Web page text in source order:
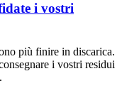
i vostri
più finire in discarica.
i vostri residui